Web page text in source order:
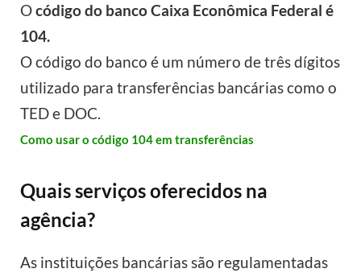
Ocódigo do banco Caixa Econômica Federal é
104.
O código do banco é um número de três dígitos
utilizado para transferências bancárias como o
TED e DOC.
Como usar o código 104 em transferências
Quais serviços oferecidos na
agência?
As instituições bancárias são regulamentadas